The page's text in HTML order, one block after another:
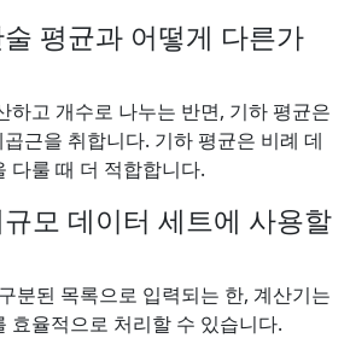
평균과 어떻게 다른가
하고 개수로 나누는 반면, 기하 평균은
근을 취합니다. 기하 평균은 비례 데
다룰 때 더 적합합니다.
모 데이터 세트에 사용할
분된 목록으로 입력되는 한, 계산기는
효율적으로 처리할 수 있습니다.